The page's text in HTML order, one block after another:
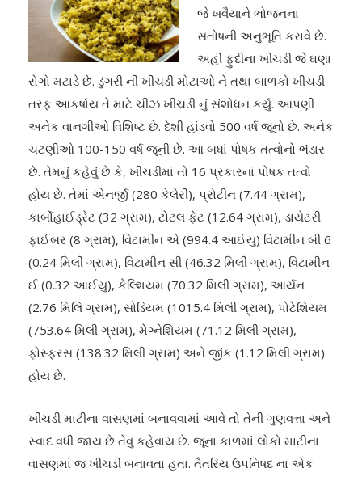
જે ખવૈયાને ભોજનના
સંતોષની અનુભૂતિ કરાવે છે.
અહીં ફુદીના ખીચડી જે ઘણા
રોગો મટાડે છે. ડુંગરી ની ખીચડી મોટાઓ ને તથા બાળકો ખીચડી
તરફ આકર્ષાય તે માટે ચીઝ ખીચડી નું સંશોધન કર્યું. આપણી
અનેક વાનગીઓ વિશિષ્ટ છે. દેશી હાંડવો 500 વર્ષ જૂનો છે. અનેક
ચટણીઓ 100-150 વર્ષ જૂની છે. આ બધાં પોષક તત્વોનો ભંડાર
છે. તેમનું કહેવું છે કે, ખીચડીમાં તો 16 પ્રકારનાં પોષક તત્વો
હોય છે. તેમાં એનર્જી (280 કેલેરી), પ્રોટીન (7.44 ગ્રામ),
કાર્બોહાઈડ્રેટ (32 ગ્રામ), ટોટલ ફેટ (12.64 ગ્રામ), ડાયેટરી
ફાઈબર (8 ગ્રામ), વિટામીન એ (994.4 આઈયુ) વિટામીન બી 6
(0.24 મિલી ગ્રામ), વિટામીન સી (46.32 મિલી ગ્રામ), વિટામીન
ઈ (0.32 આઈયુ), કેલ્શિયમ (70.32 મિલી ગ્રામ), આર્યન
(2.76 મિલિ ગ્રામ), સોડિયમ (1015.4 મિલી ગ્રામ), પોટેશિયમ
(753.64 મિલી ગ્રામ), મેગ્નેશિયમ (71.12 મિલી ગ્રામ),
ફોસ્ફરસ (138.32 મિલી ગ્રામ) અને જીંક (1.12 મિલી ગ્રામ)
હોય છે.
ખીચડી માટીના વાસણમાં બનાવવામાં આવે તો તેની ગુણવત્તા અને
સ્વાદ વધી જાય છે તેવું કહેવાય છે. જૂના કાળમાં લોકો માટીના
વાસણમાં જ ખીચડી બનાવતા હતા. તૈતરિય ઉપનિષદ ના એક